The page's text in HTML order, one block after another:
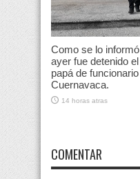
Como se lo
ayer fue detenido
papá de
Cuernavaca.
14 horas atras
COMENTAR